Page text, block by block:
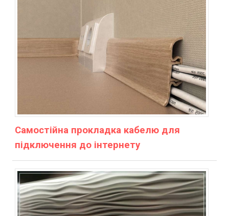
Самостійна прокладка кабелю для
підключення до інтернету